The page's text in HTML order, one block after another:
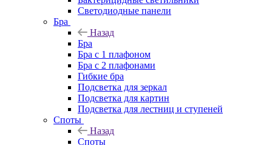
Светодиодные панели
Бра
Назад
Бра
Бра с 1 плафоном
Бра с 2 плафонами
Гибкие бра
Подсветка для зеркал
Подсветка для картин
Подсветка для лестниц и ступеней
Споты
Назад
Споты